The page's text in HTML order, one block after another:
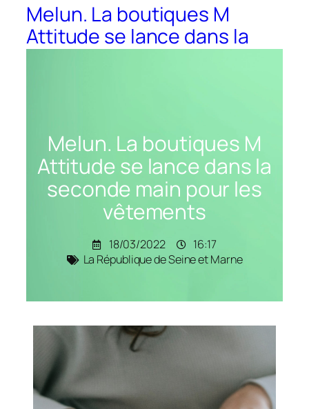
Melun. La boutiques M
Attitude se lance dans la
seconde main pour les
Melun. La boutiques M
Attitude se lance dans la
seconde main pour les
vêtements
18/03/2022
16:17
La République de Seine et Marne